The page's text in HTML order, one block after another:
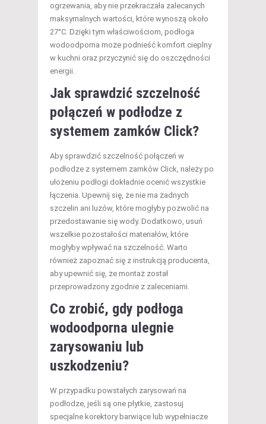
ogrzewania, aby nie przekraczała zalecanych
maksymalnych wartości, które wynoszą około
27°C. Dzięki tym właściwościom, podłoga
wodoodporna może podnieść komfort cieplny
w kuchni oraz przyczynić się do oszczędności
energii.
Jak sprawdzić szczelność
połączeń w podłodze z
systemem zamków Click?
Aby sprawdzić szczelność połączeń w
podłodze z systemem zamków Click, należy po
ułożeniu podłogi dokładnie ocenić wszystkie
łączenia. Upewnij się, że nie ma żadnych
szczelin ani luzów, które mogłyby pozwolić na
przedostawanie się wody. Dodatkowo, usuń
wszelkie pozostałości materiałów, które
mogłyby wpływać na szczelność. Warto
również zapoznać się z instrukcją producenta,
aby upewnić się, że montaż został
przeprowadzony zgodnie z zaleceniami.
Co zrobić, gdy podłoga
wodoodporna ulegnie
zarysowaniu lub
uszkodzeniu?
W przypadku powstałych zarysowań na
podłodze, jeśli są one płytkie, zastosuj
specjalne korektory barwiące lub wypełniacze